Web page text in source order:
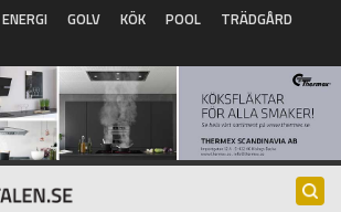
ENERGI GOLV KÖK POOL
TRÄDGÅRD